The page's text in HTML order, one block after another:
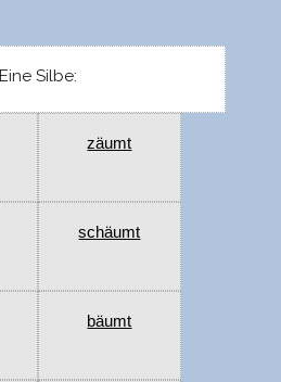
Eine Silbe:
zäumt
schäumt
bäumt